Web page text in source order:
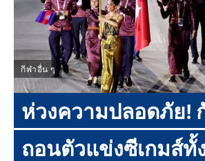
กีฬาอื่น ๆ
ห่วงความปลอดภัย!
ถอนตัวแข่งซีเกมส์ทั้